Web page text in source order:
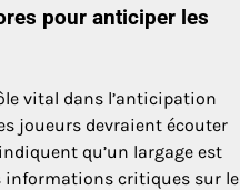
pour anticiper les
vital dans l’anticipation
joueurs devraient écouter
qu’un largage est
informations critiques sur le